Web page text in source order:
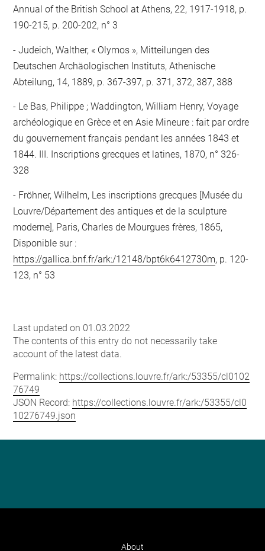
Annual of the British School at Athens, 22, 1917-1918, p.
190-215, p. 200-202, n° 3
Judeich, Walther, « Olymos », Mitteilungen des
Deutschen Archäologischen Instituts, Athenische
Abteilung, 14, 1889, p. 367-397, p. 371, 372, 387, 388
Le Bas, Philippe ; Waddington, William Henry, Voyage
archéologique en Grèce et en Asie Mineure : fait par ordre
du gouvernement français pendant les années 1843 et
1844. III. Inscriptions grecques et latines, 1870, n° 326-
328
Fröhner, Wilhelm, Les inscriptions grecques [Musée du
Louvre/Département des antiques et de la sculpture
moderne], Paris, Charles de Mourgues frères, 1865,
Disponible sur :
https://gallica.bnf.fr/ark:/12148/bpt6k6412730m, p. 120-
123, n° 53
Last updated on 01.03.2022
The contents of this entry do not necessarily take
account of the latest data.
Permalink: https://collections.louvre.fr/ark:/53355/cl0102
76749
JSON Record: https://collections.louvre.fr/ark:/53355/cl0
10276749.json
About